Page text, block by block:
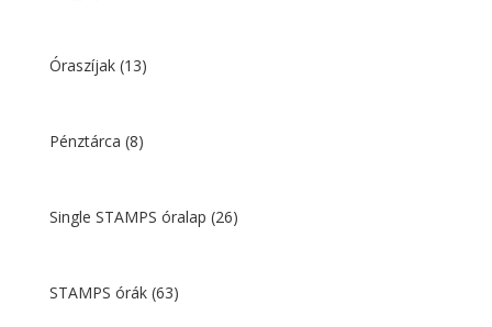
Óraszíjak (13)
Pénztárca (8)
Single STAMPS óralap (26)
STAMPS órák (63)